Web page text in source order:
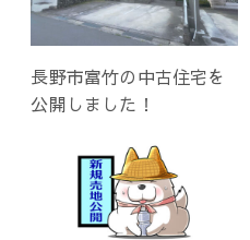
長野市富竹の中古住宅を
公開しました！